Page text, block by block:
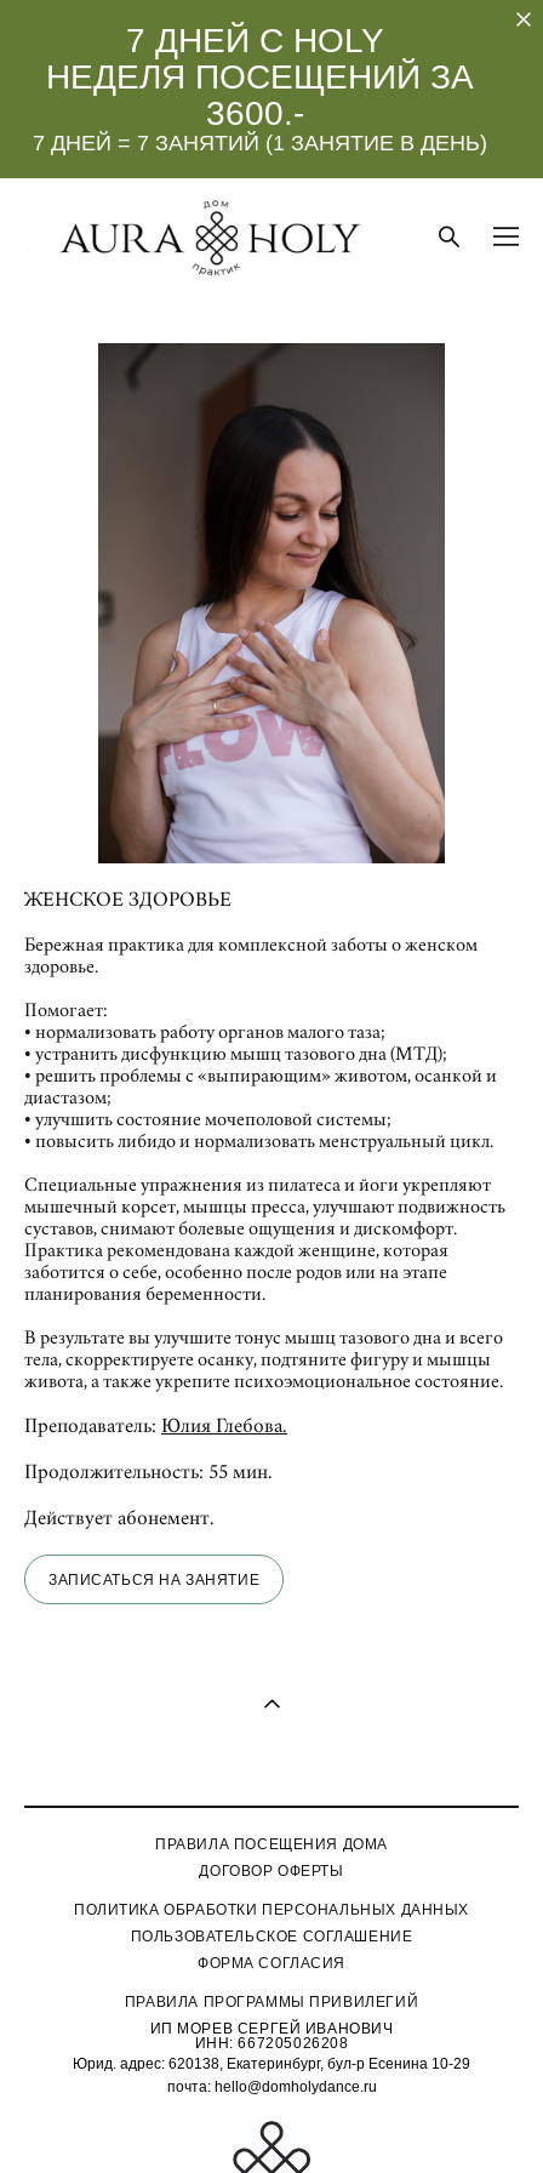
7 ДНЕЙ С HOLY
НЕДЕЛЯ ПОСЕЩЕНИЙ ЗА
3600.-
7 ДНЕЙ = 7 ЗАНЯТИЙ (1 ЗАНЯТИЕ В ДЕНЬ)
ЖЕНСКОЕ ЗДОРОВЬЕ
Бережная практика для комплексной заботы о женском
здоровье.
Помогает:
• нормализовать работу органов малого таза;
• устранить дисфункцию мышц тазового дна (МТД);
• решить проблемы с «выпирающим» животом, осанкой и
диастазом;
• улучшить состояние мочеполовой системы;
• повысить либидо и нормализовать менструальный цикл.
Специальные упражнения из пилатеса и йоги укрепляют
мышечный корсет, мышцы пресса, улучшают подвижность
суставов, снимают болевые ощущения и дискомфорт.
Практика рекомендована каждой женщине, которая
заботится о себе, особенно после родов или на этапе
планирования беременности.
В результате вы улучшите тонус мышц тазового дна и всего
тела, скорректируете осанку, подтяните фигуру и мышцы
живота, а также укрепите психоэмоциональное состояние.
Преподаватель: Юлия Глебова.
Продолжительность: 55 мин.
Действует абонемент.
ЗАПИСАТЬСЯ НА ЗАНЯТИЕ
ПРАВИЛА ПОСЕЩЕНИЯ ДОМА
ДОГОВОР ОФЕРТЫ
ПОЛИТИКА ОБРАБОТКИ ПЕРСОНАЛЬНЫХ ДАННЫХ
ПОЛЬЗОВАТЕЛЬСКОЕ СОГЛАШЕНИЕ
ФОРМА СОГЛАСИЯ
ПРАВИЛА ПРОГРАММЫ ПРИВИЛЕГИЙ
ИП МОРЕВ СЕРГЕЙ ИВАНОВИЧ
ИНН: 667205026208
Юрид. адрес: 620138, Екатеринбург, бул-р Есенина 10-29
почта: hello@domholydance.ru